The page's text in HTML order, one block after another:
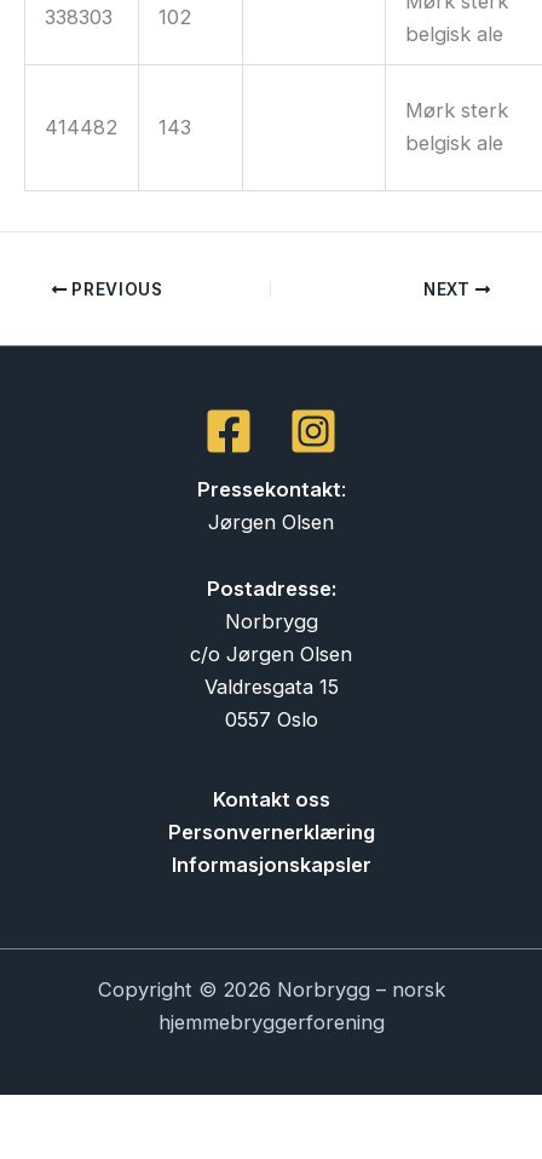
338303 102
belgisk ale
414482 143
Mørk sterk
belgisk ale
PREVIOUS NEXT
Pressekontakt:
Jørgen Olsen
Postadresse:
Norbrygg
c/o Jørgen Olsen
Valdresgata 15
0557 Oslo
Kontakt oss
Personvernerklæring
Informasjonskapsler
Copyright © 2026 Norbrygg – norsk
hjemmebryggerforening